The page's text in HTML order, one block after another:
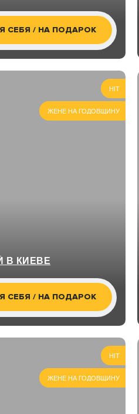
СЕБЯ / НА ПОДАРОК
HIT
ЖЕНЕ НА ГОДОВЩИНУ
В КИЕВЕ
СЕБЯ / НА ПОДАРОК
HIT
ЖЕНЕ НА ГОДОВЩИНУ